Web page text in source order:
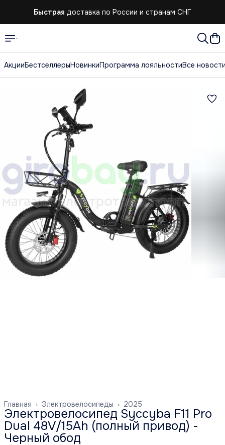
Быстрая доставка по России и странам СНГ
АкцииБестселлерыНовинкиПрограмма лояльностиВсе
2025
Электровелосипеды ›
Главная ›
Электровелосипед Syccyba F11 Pro
Dual 48V/15Ah (полный привод) -
Черный обод